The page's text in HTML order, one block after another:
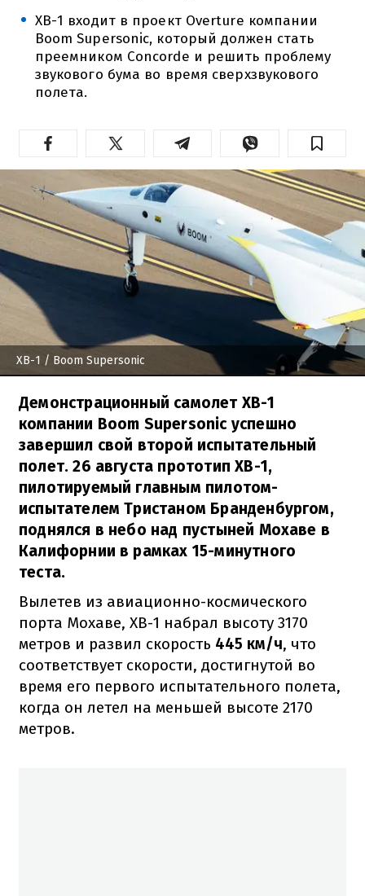
XB-1 входит в проект Overture компании
Boom Supersonic, который должен стать
преемником Concorde и решить проблему
звукового бума во время сверхзвукового
полета.
XB-1 / Boom Supersonic
Демонстрационный самолет XB-1
компании Boom Supersonic успешно
завершил свой второй испытательный
полет. 26 августа прототип XB-1,
пилотируемый главным пилотом-
испытателем Тристаном Бранденбургом,
поднялся в небо над пустыней Мохаве в
Калифорнии в рамках 15-минутного
теста.
Вылетев из авиационно-космического
порта Мохаве, XB-1 набрал высоту 3170
метров и развил скорость 445 км/ч, что
соответствует скорости, достигнутой во
время его первого испытательного полета,
когда он летел на меньшей высоте 2170
метров.